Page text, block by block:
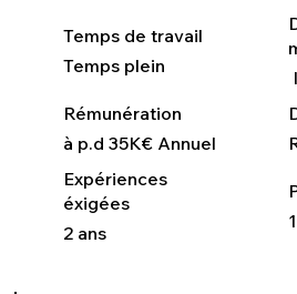
Rémunération
à p.d 35K€ Annuel
Expériences
éxigées
2 ans
1
Temps de travail
Temps plein